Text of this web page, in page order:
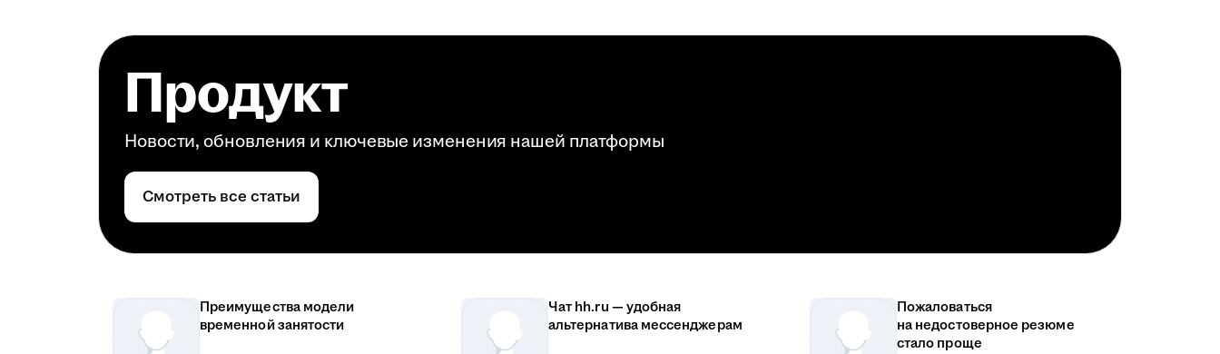
Продукт
Новости, обновления и ключевые изменения нашей платформы
Смотреть все статьи
Преимущества модели
временной занятости
Чат hh.ru — удобная
альтернатива мессенджерам
Пожаловаться
на недостоверное резюме
стало проще